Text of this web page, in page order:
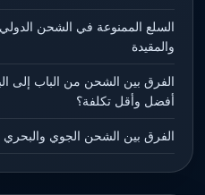
السلع الممنوعة في الشحن
والمقيدة
الفرق بين الشحن من الباب إلى
أفضل وأقل تكلفة؟
الفرق بين الشحن الجوي